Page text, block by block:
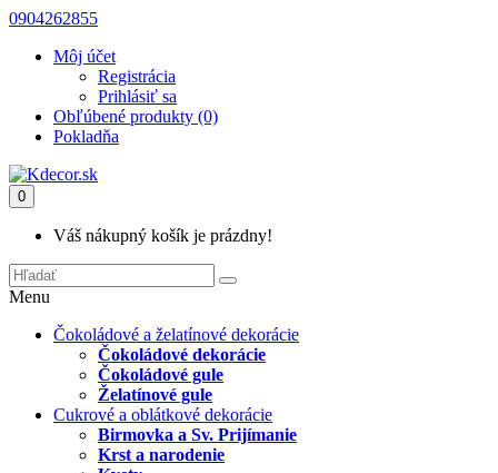
0904262855
Môj účet
Registrácia
Prihlásiť sa
Obľúbené produkty (0)
Pokladňa
0
Váš nákupný košík je prázdny!
Menu
Čokoládové a želatínové dekorácie
Čokoládové dekorácie
Čokoládové gule
Želatínové gule
Cukrové a oblátkové dekorácie
Birmovka a Sv. Prijímanie
Krst a narodenie